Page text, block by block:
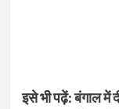
इसे भी पढ़ें:बंगाल में